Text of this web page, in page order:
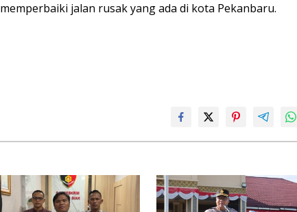
jalan rusak yang ada di kota Pekanbaru.